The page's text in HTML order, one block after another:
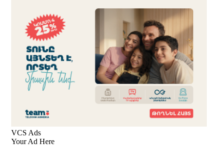
Կարծում եմ՝ Փիթ Հեգսեթը լավագույններից
մեկն է․ Թրամփ
մեկ ժամ առաջ
Իրանը պահանջել է փակել Հորմուզի նեղուցը
ԱՄՆ–ի և Իսրայելի նավերի համար. ԶԼՄ
42 րոպե առաջ
Ծանոթ ու միարժամանակ անհայտ … պահածո